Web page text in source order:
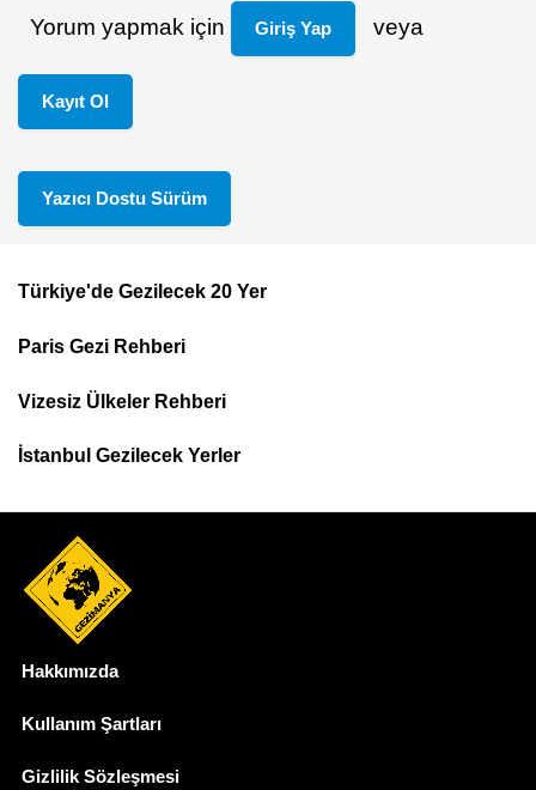
Yorum yapmak için Giriş Yap veya
Kayıt Ol
Yazıcı Dostu Sürüm
Top
Menu
Türkiye'de Gezilecek 20 Yer
Paris Gezi Rehberi
Vizesiz Ülkeler Rehberi
İstanbul Gezilecek Yerler
Hakkımızda
Kullanım Şartları
Gizlilik Sözleşmesi